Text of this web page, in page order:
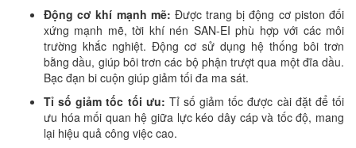
Động cơ khí mạnh mẽ: Được trang bị động cơ piston đối
xứng mạnh mẽ, tời khí nén SAN-EI phù hợp với các môi
trường khắc nghiệt. Động cơ sử dụng hệ thống bôi trơn
bằng dầu, giúp bôi trơn các bộ phận trượt qua một đĩa dầu.
Bạc đạn bi cuộn giúp giảm tối đa ma sát.
Tỉ số giảm tốc tối ưu: Tỉ số giảm tốc được cài đặt để tối
ưu hóa mối quan hệ giữa lực kéo dây cáp và tốc độ, mang
lại hiệu quả công việc cao.